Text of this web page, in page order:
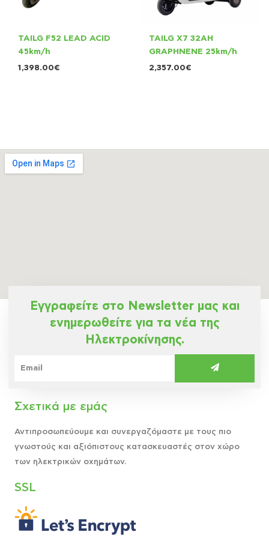
TAILG F52 LEAD ACID
45km/h
1,398.00€
TAILG X7 32AH
GRAPHNENE 25km/h
2,357.00€
Εγγραφείτε στο Newsletter μας και
ενημερωθείτε για τα νέα της
Ηλεκτροκίνησης.
Σχετικά με εμάς
Αντιπροσωπεύουμε και συνεργαζόμαστε με τους πιο
γνωστούς και αξιόπιστους κατασκευαστές στον χώρο
των ηλεκτρικών οχημάτων.
SSL